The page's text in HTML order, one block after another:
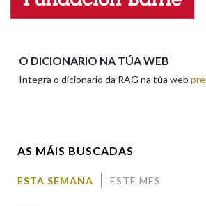
O DICIONARIO NA TÚA WEB
Integra o dicionario da RAG na túa web
AS MÁIS BUSCADAS
ESTA SEMANA ESTE MES